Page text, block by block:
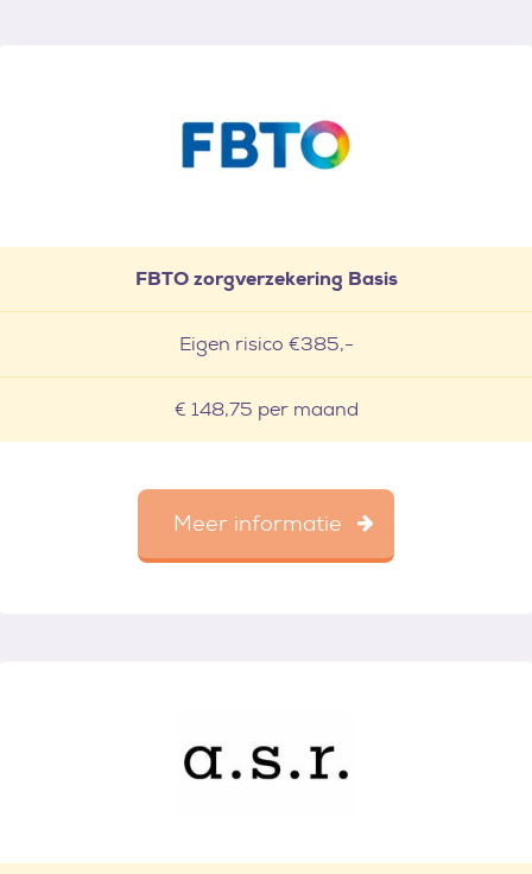
FBTO zorgverzekering Basis
Eigen risico €385,-
€ 148,75 per maand
Meer informatie